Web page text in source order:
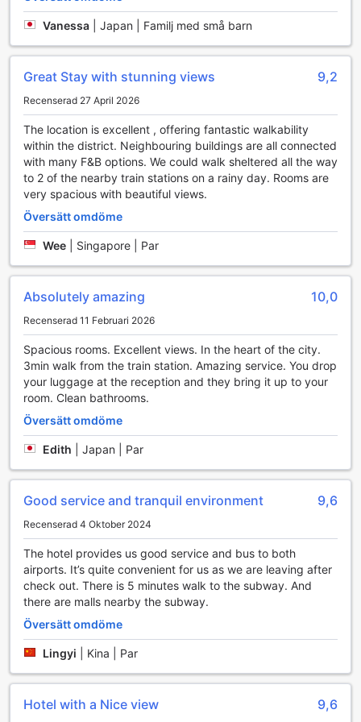
Yokohama Grand efter att erbjuda en komplett upplevelse
för alla sina gäster.
Sportanläggningar på InterContinental Yokohama Grand
uppsättning sportanläggningar som gör det möjligt för
gästerna att hålla sig aktiva och friska under sin vistelse.
Den inomhuspoolen är en riktig höjdpunkt, där du kan
simma några längder i en avkopplande miljö med
panoramautsikt över hamnen. Vattnet är alltid behagligt
tempererat, vilket gör det till en perfekt plats för både
avslappning och träning, oavsett väderlek utanför.
För den som vill träna på land finns ett välutrustat
fitnesscenter tillgängligt, där du kan få igång pulsen med
moderna maskiner och fria vikter. Här kan du följa ditt eget
träningsprogram eller njuta av en energigivande session för
tillgången till fitnesscentret kan medföra en extra kostnad,
men den investering du gör i din hälsa och välbefinnande
är verkligen värt det. Oavsett om du är en hängiven atlet
eller bara vill hålla dig aktiv under din resa, erbjuder
InterContinental Yokohama Grand en perfekt kombination
av faciliteter för att passa dina behov.
Bekvämlighetsfaciliteter på InterContinental Yokohama
bekvämlighetsfaciliteter som gör din vistelse både bekväm
och minnesvärd. Med 24-timmars rumsservice kan du njuta
av utsökta måltider och snacks när som helst på dygnet,
vilket ger dig friheten att äta när det passar dig bäst.
Hotellet har även en effektiv tvätt- och kemtvättservice för
att säkerställa att du alltid ser ditt bästa ut under hela din
vistelse. För din säkerhet finns det värdeskåp i rummen,
vilket gör att du kan förvara dina värdesaker utan
bekymmer.
För att ytterligare förbättra din upplevelse erbjuder
InterContinental Yokohama Grand en concierge-tjänst som
står redo att hjälpa dig med allt från att boka restauranger
till att ge rekommendationer om lokala sevärdheter. Du kan
också njuta av gratis wi-fi i alla rum och i de offentliga
områdena, så att du alltid kan hålla kontakten med vänner
Vanessa Japan | Familj med små barn
Great Stay with stunning views 9,2
Recenserad 27 April 2026
The location is excellent , offering fantastic walkability
within the district. Neighbouring buildings are all connected
with many F&B options. We could walk sheltered all the way
to 2 of the nearby train stations on a rainy day. Rooms are
very spacious with beautiful views.
Översätt omdöme
Wee Singapore | Par
Absolutely amazing 10,0
Recenserad 11 Februari 2026
Spacious rooms. Excellent views. In the heart of the city.
3min walk from the train station. Amazing service. You drop
your luggage at the reception and they bring it up to your
room. Clean bathrooms.
Översätt omdöme
Edith Japan | Par
Good service and tranquil environment 9,6
Recenserad 4 Oktober 2024
The hotel provides us good service and bus to both
airports. It’s quite convenient for us as we are leaving after
check out. There is 5 minutes walk to the subway. And
there are malls nearby the subway.
Översätt omdöme
Lingyi Kina | Par
Hotel with a Nice view 9,6